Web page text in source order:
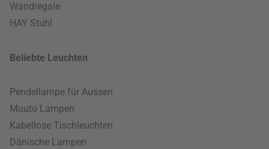
Wandregale
HAY Stuhl
Beliebte Leuchten
Pendellampe für Aussen
Muuto Lampen
Kabellose Tischleuchten
Dänische Lampen